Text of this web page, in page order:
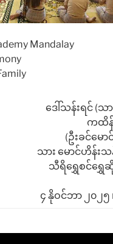
Mandalay
ဒေါ်သန်းရင် (
ကထိန်
(ဦးခင်မေ
သား မောင်ဟိန်းသ
သီရိရွှေစင်ရွှေဆို
၄ နိုဝင်ဘာ ၂၀၂